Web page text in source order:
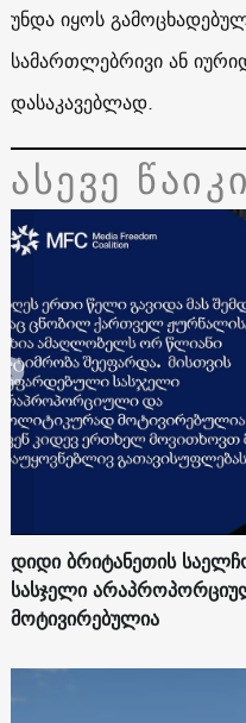
უნდა იყოს
სამართლებრივი ან
დასაკავებლად.
ასევე
დიდი ბრიტანეთის
სასჯელი
მოტივირებულია